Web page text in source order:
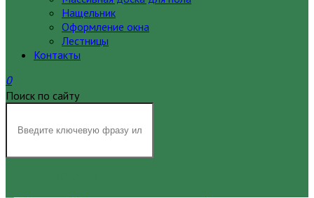
Нащельник
Оформление окна
Лестницы
Контакты
0
Поиск по сайту